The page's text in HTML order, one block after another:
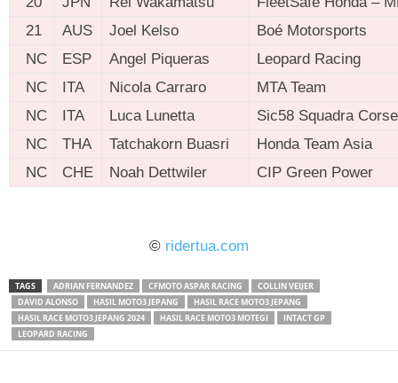
21
AUS Joel Kelso
Boé Motorsports
NC
ESP Angel Piqueras
Leopard Racing
NC
ITA Nicola Carraro
MTA Team
NC
ITA Luca Lunetta
Sic58 Squadra Corse
NC
THA Tatchakorn Buasri
Honda Team Asia
NC
CHE Noah Dettwiler CIP Green Power
© ridertua.com
TAGS ADRIAN FERNANDEZ CFMOTO ASPAR RACING
COLLIN VEIJER
DAVID ALONSO
HASIL MOTO3 JEPANG
HASIL RACE MOTO3 JEPANG
HASIL RACE MOTO3 JEPANG 2024
HASIL RACE MOTO3 MOTEGI
INTACT GP
LEOPARD RACING